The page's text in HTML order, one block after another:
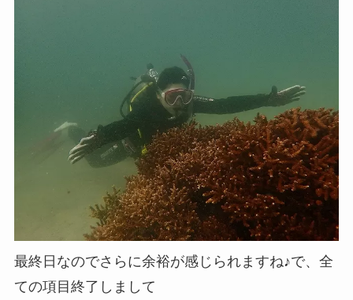
最終日なのでさらに余裕が感じられますね♪で、全
ての項目終了しまして